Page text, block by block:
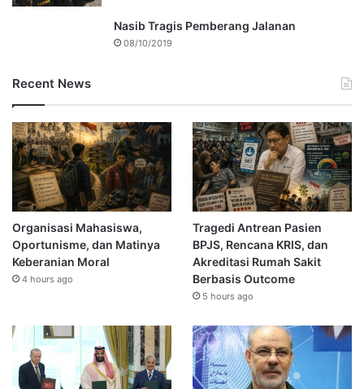
Nasib Tragis Pemberang Jalanan
08/10/2019
Recent News
Organisasi Mahasiswa,
Oportunisme, dan Matinya
Keberanian Moral
4 hours ago
Tragedi Antrean Pasien
BPJS, Rencana KRIS, dan
Akreditasi Rumah Sakit
Berbasis Outcome
5 hours ago